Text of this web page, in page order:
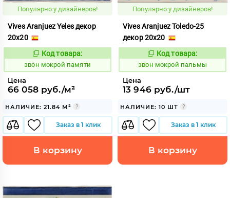
Популярно у дизайнеров!
Vives Aranjuez Yeles декор
20x20
460443
Код товара:
звон мокрой памяти
Цена
66 058 руб./м²
НАЛИЧИЕ: 21.84 М²
Заказ в 1 клик
В корзину
Популярно у дизайнеров!
Vives Aranjuez Toledo-25
декор 20x20
460442
Код товара:
звон мокрой пальмы
Цена
13 946 руб./шт
НАЛИЧИЕ: 10 ШТ
Заказ в 1 клик
В корзину